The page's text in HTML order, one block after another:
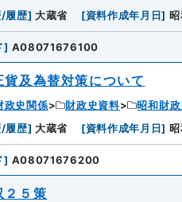
履歴] 大蔵省 [資料作成年月日]
] A08071676100
貨及為替対策について
政史関係 財政史資料 昭和財
履歴] 大蔵省 [資料作成年月日]
] A08071676200
２５策